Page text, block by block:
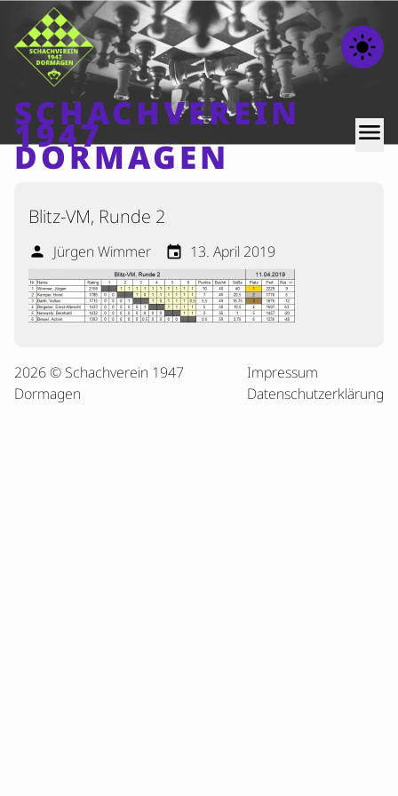
light_mode
SCHACHVEREIN
1947
DORMAGEN
menu
Home
Mannschaften
Ranglisten
Verschiedenes
Kontakt
Blitz-VM, Runde 2
person Jürgen Wimmer event 13. April 2019
2026 © Schachverein 1947
Dormagen
Impressum
Datenschutzerklärung